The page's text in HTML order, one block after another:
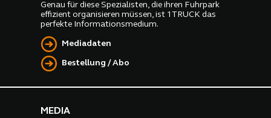
Genau für diese Spezialisten, die ihren Fuhrpark
effizient organisieren müssen, ist 1TRUCK das
perfekte Informationsmedium.
Mediadaten
Bestellung / Abo
MEDIA